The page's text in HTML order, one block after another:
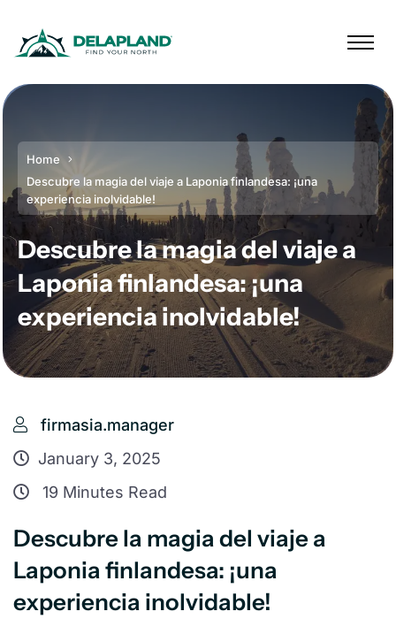
Home
Descubre la magia del viaje a Laponia finlandesa: ¡una
experiencia inolvidable!
Descubre la magia del viaje a
Laponia finlandesa: ¡una
experiencia inolvidable!
firmasia.manager
January 3, 2025
19 Minutes Read
Descubre la magia del viaje a
Laponia finlandesa: ¡una
experiencia inolvidable!